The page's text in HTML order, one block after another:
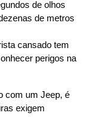
de olhos
de metros
cansado tem
perigos na
com um Jeep, é
exigem